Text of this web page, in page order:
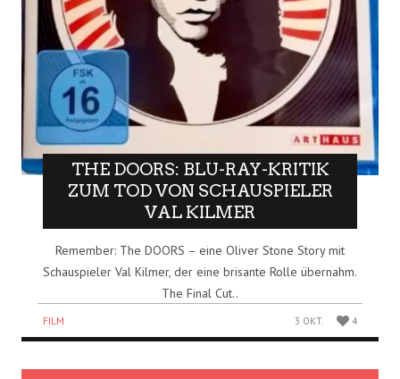
THE DOORS: BLU-RAY-KRITIK
ZUM TOD VON SCHAUSPIELER
VAL KILMER
Remember: The DOORS – eine Oliver Stone Story mit
Schauspieler Val Kilmer, der eine brisante Rolle übernahm.
The Final Cut..
FILM 3 OKT. 4